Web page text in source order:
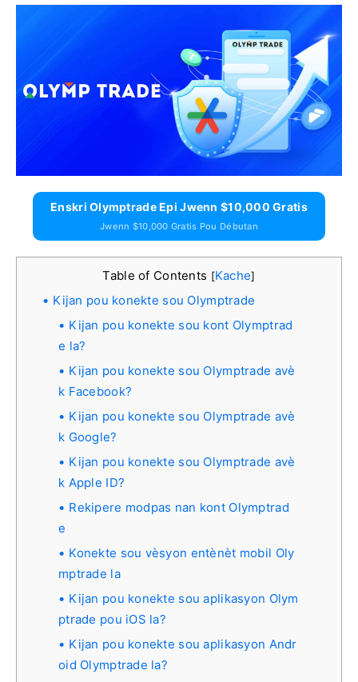
Enskri Olymptrade Epi Jwenn $10,000 Gratis
Jwenn $10,000 Gratis Pou Débutan
Table of Contents [Kache]
Kijan pou konekte sou Olymptrade
Kijan pou konekte sou kont Olymptrad
e la?
Kijan pou konekte sou Olymptrade avè
k Facebook?
Kijan pou konekte sou Olymptrade avè
k Google?
Kijan pou konekte sou Olymptrade avè
k Apple ID?
Rekipere modpas nan kont Olymptrad
e
Konekte sou vèsyon entènèt mobil Oly
mptrade la
Kijan pou konekte sou aplikasyon Olym
ptrade pou iOS la?
Kijan pou konekte sou aplikasyon Andr
oid Olymptrade la?